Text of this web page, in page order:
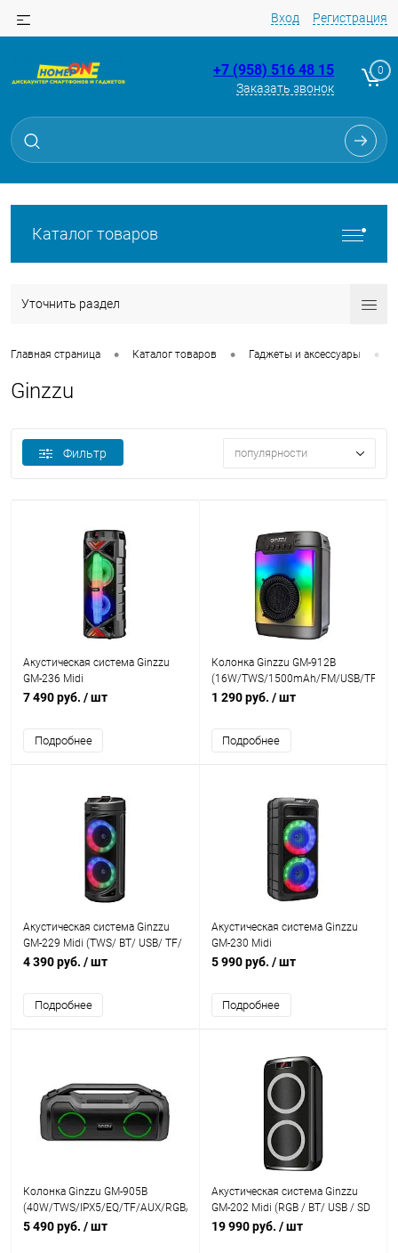
Вход Регистрация
+7 (958) 516 48 15
Заказать звонок
0
Каталог товаров
Уточнить раздел
Главная страница • Каталог товаров • Гаджеты и аксессуары •
Ginzzu
Фильтр популярности
Акустическая система Ginzzu
GM-236 Midi
(BT/USB/TF/FM/MIC/ДУ)
7 490 руб. / шт
Подробнее
Колонка Ginzzu GM-912B
(16W/TWS/1500mAh/FM/USB/TF/
1 290 руб. / шт
Подробнее
Акустическая система Ginzzu
GM-229 Midi (TWS/ BT/ USB/ TF/
FM/ ДУ)
4 390 руб. / шт
Подробнее
Акустическая система Ginzzu
GM-230 Midi
(TWS/BT/USB/TF/FM/ДУ)
5 990 руб. / шт
Подробнее
Колонка Ginzzu GM-905B
(40W/TWS/IPX5/EQ/TF/AUX/RGB/PowerBank)
5 490 руб. / шт
Акустическая система Ginzzu
GM-202 Midi (RGB / BT/ USB / SD
/ FM/ ДУ)
19 990 руб. / шт